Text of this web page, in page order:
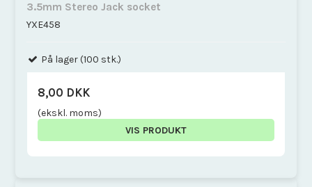
3.5mm Stereo Jack socket
YXE458
På lager (100 stk.)
8,00 DKK
(ekskl. moms)
VIS PRODUKT